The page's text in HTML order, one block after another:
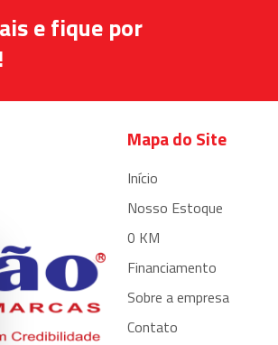
e fique por
Mapa do Site
Início
Nosso Estoque
0 KM
Financiamento
Sobre a empresa
Contato